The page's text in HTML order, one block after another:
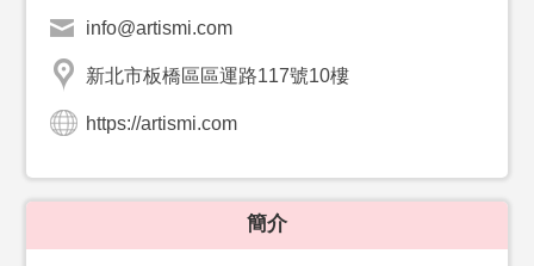
info@artismi.com
新北市板橋區區運路117號10樓
https://artismi.com
簡介